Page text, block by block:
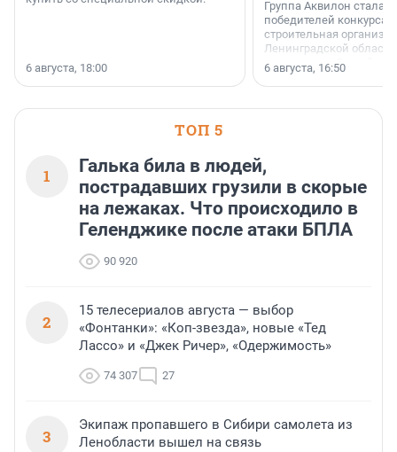
6 августа, 18:00
Группа Аквилон стала
победителей конкурса
строительная
Ленинградской области
номинации «Самый
застройщик
области».
6 августа, 16:50
ТОП 5
1
Галька била в людей,
пострадавших грузили в скорые
на лежаках. Что происходило в
Геленджике после атаки БПЛА
90 920
2
15 телесериалов августа — выбор
«Фонтанки»: «Коп-звезда», новые «Тед
Лассо» и «Джек Ричер», «Одержимость»
74 307 27
3
Экипаж пропавшего в Сибири самолета из
Ленобласти вышел на связь